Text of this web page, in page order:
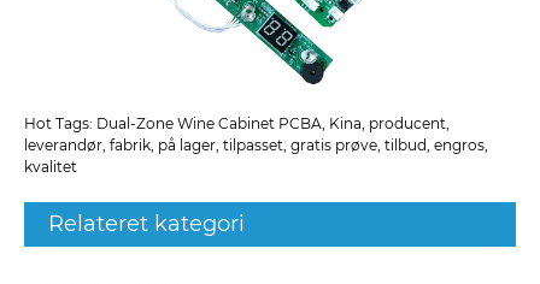
Hot Tags: Dual-Zone Wine Cabinet PCBA, Kina, producent,
leverandør, fabrik, på lager, tilpasset, gratis prøve, tilbud, engros,
kvalitet
Relateret kategori